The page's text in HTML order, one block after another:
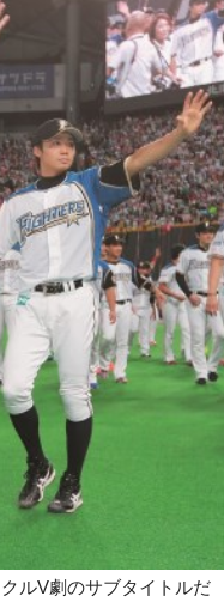
ルV劇のサブタイトルだ